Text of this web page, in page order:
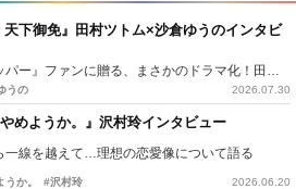
天下御免』田村ツトム×沙倉ゆうのインタビ
『侍タイムスリッパー』ファンに贈る、まさかのドラマ化！田村ツトム×沙倉ゆうのが語る『心配無用ノ介』撮影秘話
うの 2026.07.30
やめようか。』沢村玲インタビュー
一線を越えて…理想の恋愛像について語る
か。 #沢村玲 2026.06.20